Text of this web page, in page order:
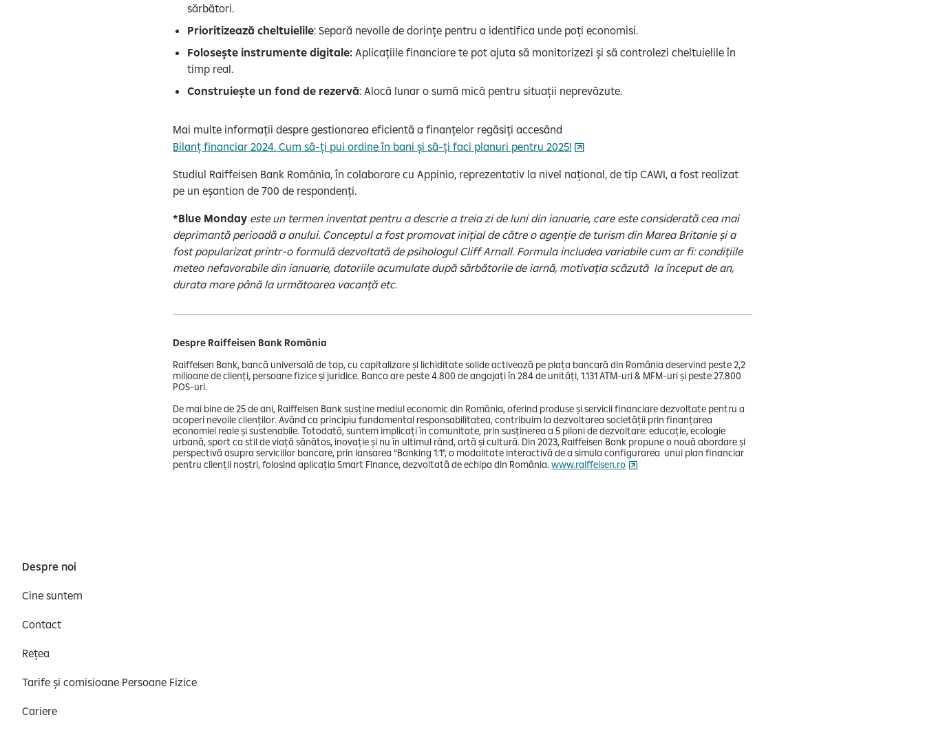
sărbători.
Prioritizează cheltuielile: Separă nevoile de dorințe pentru a identifica unde poți economisi.
Folosește instrumente digitale: Aplicațiile financiare te pot ajuta să monitorizezi și să controlezi cheltuielile în
timp real.
Construiește un fond de rezervă: Alocă lunar o sumă mică pentru situații neprevăzute.
Mai multe informații despre gestionarea eficientă a finanțelor regăsiți accesând
Bilanț financiar 2024. Cum să-ți pui ordine în bani și să-ți faci planuri pentru 2025!
Studiul Raiffeisen Bank România, în colaborare cu Appinio, reprezentativ la nivel național, de tip CAWI, a fost realizat
pe un eșantion de 700 de respondenți.
*Blue Monday este un termen inventat pentru a descrie a treia zi de luni din ianuarie, care este considerată cea mai
deprimantă perioadă a anului. Conceptul a fost promovat inițial de către o agenție de turism din Marea Britanie și a
fost popularizat printr-o formulă dezvoltată de psihologul Cliff Arnall. Formula includea variabile cum ar fi: condițiile
meteo nefavorabile din ianuarie, datoriile acumulate după sărbătorile de iarnă, motivația scăzută la început de an,
durata mare până la următoarea vacanță etc.
Despre Raiffeisen Bank România
Raiffeisen Bank, bancă universală de top, cu capitalizare și lichiditate solide activează pe piața bancară din România deservind peste 2,2
milioane de clienți, persoane fizice și juridice. Banca are peste 4.800 de angajați în 284 de unități, 1.131 ATM-uri & MFM-uri și peste 27.800
POS-uri.
De mai bine de 25 de ani, Raiffeisen Bank susține mediul economic din România, oferind produse și servicii financiare dezvoltate pentru a
acoperi nevoile clienților. Având ca principiu fundamental responsabilitatea, contribuim la dezvoltarea societății prin finanțarea
economiei reale și sustenabile. Totodată, suntem implicați în comunitate, prin susținerea a 5 piloni de dezvoltare: educație, ecologie
urbană, sport ca stil de viață sănătos, inovație și nu în ultimul rând, artă și cultură. Din 2023, Raiffeisen Bank propune o nouă abordare și
perspectivă asupra serviciilor bancare, prin lansarea “Banking 1:1", o modalitate interactivă de a simula configurarea unui plan financiar
pentru clienții noștri, folosind aplicația Smart Finance, dezvoltată de echipa din România.www.raiffeisen.ro
Despre noi
Cine suntem
Contact
Rețea
Tarife și comisioane Persoane Fizice
Cariere